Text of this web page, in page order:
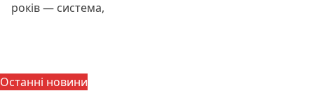
років — система,
Останні новини